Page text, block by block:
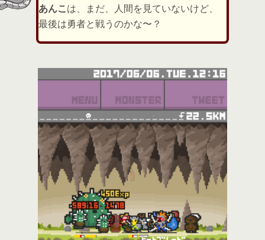
あんこ は、まだ、人間を見ていないけど、
最後は勇者と戦うのかな〜？